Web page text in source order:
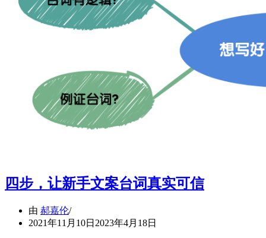
四步，让新手文案台词真实可信
由 郝嘉伦
2021年11月10日 2023年4月18日